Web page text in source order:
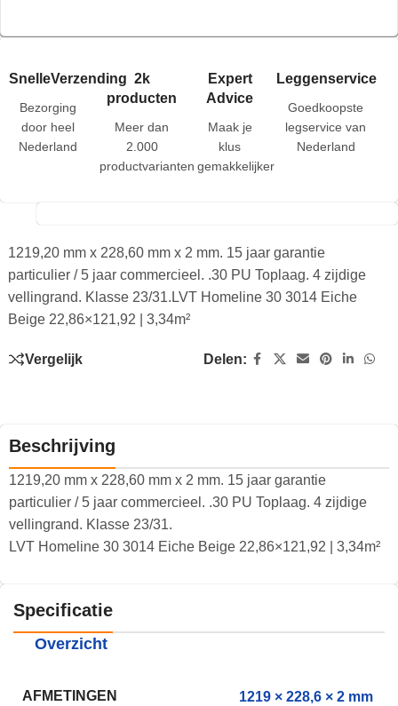
SnelleVerzending
Bezorging
door heel
Nederland
2k
producten
Meer dan
2.000
productvarianten
Expert
Advice
Maak je
klus
gemakkelijker
Leggenservice
Goedkoopste
legservice van
Nederland
1219,20 mm x 228,60 mm x 2 mm. 15 jaar garantie
particulier / 5 jaar commercieel. .30 PU Toplaag. 4 zijdige
vellingrand. Klasse 23/31.LVT Homeline 30 3014 Eiche
Beige 22,86×121,92 | 3,34m²
Vergelijk Delen:
Beschrijving
1219,20 mm x 228,60 mm x 2 mm. 15 jaar garantie
particulier / 5 jaar commercieel. .30 PU Toplaag. 4 zijdige
vellingrand. Klasse 23/31.
LVT Homeline 30 3014 Eiche Beige 22,86×121,92 | 3,34m²
Specificatie
Overzicht
AFMETINGEN 1219 × 228,6 × 2 mm